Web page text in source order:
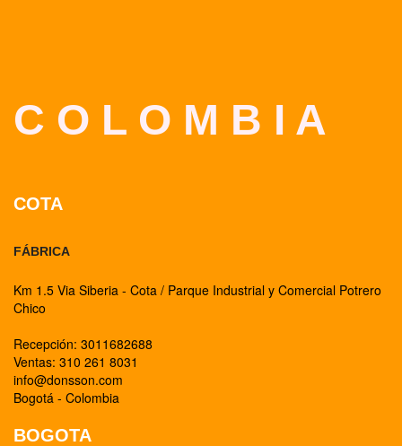
C O L O M B I A
COTA
FÁBRICA
Km 1.5 Via Siberia - Cota / Parque Industrial y Comercial Potrero
Chico
Recepción: 3011682688
Ventas: 310 261 8031
info@donsson.com
Bogotá - Colombia
BOGOTA